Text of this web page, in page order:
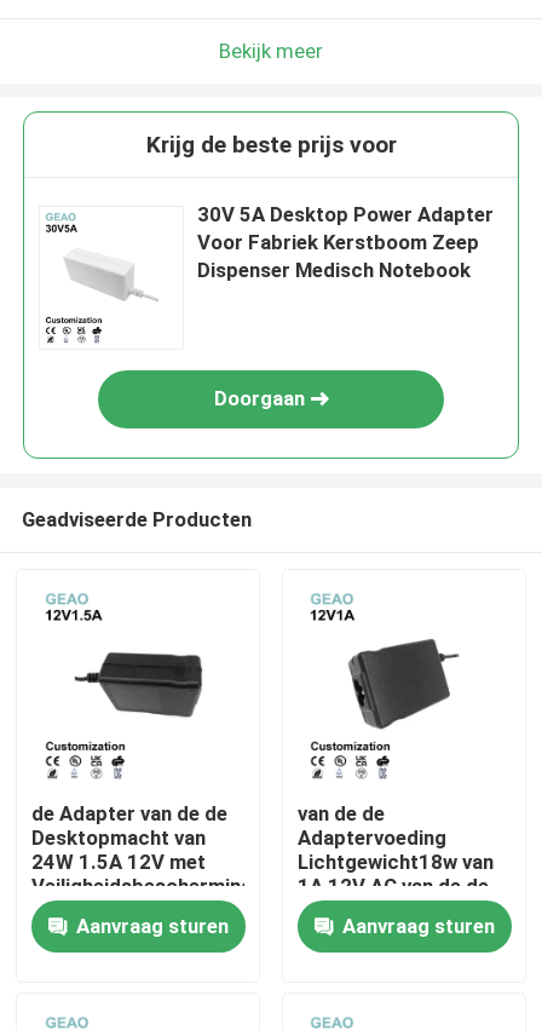
Huis
Producten
Videos
Bekijk meer
Krijg de beste prijs voor
30V 5A Desktop Power Adapter
Voor Fabriek Kerstboom Zeep
Dispenser Medisch Notebook
Doorgaan
Geadviseerde Producten
de Adapter van de de
Desktopmacht van
24W 1.5A 12V met
Veiligheidsbescherming
PSE
Aanvraag sturen
van de de
Adaptervoeding
Lichtgewicht18w van
1A 12V AC van de de
Machtsadapter de
Desktopfcc
Aanvraag sturen